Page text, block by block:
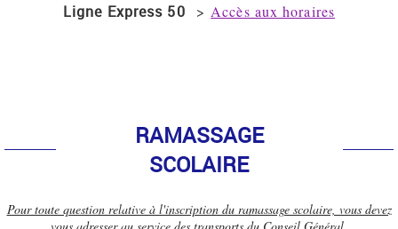
Ligne Express 50 > Accès aux horaires
RAMASSAGE
SCOLAIRE
Pour toute question relative à l'inscription du ramassage scolaire, vous devez